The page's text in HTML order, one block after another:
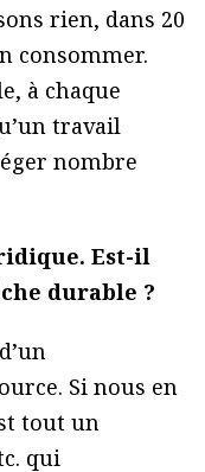
rien, dans 20
consommer.
à chaque
travail
nombre
Est-il
durable ?
Si nous en
tout un
qui